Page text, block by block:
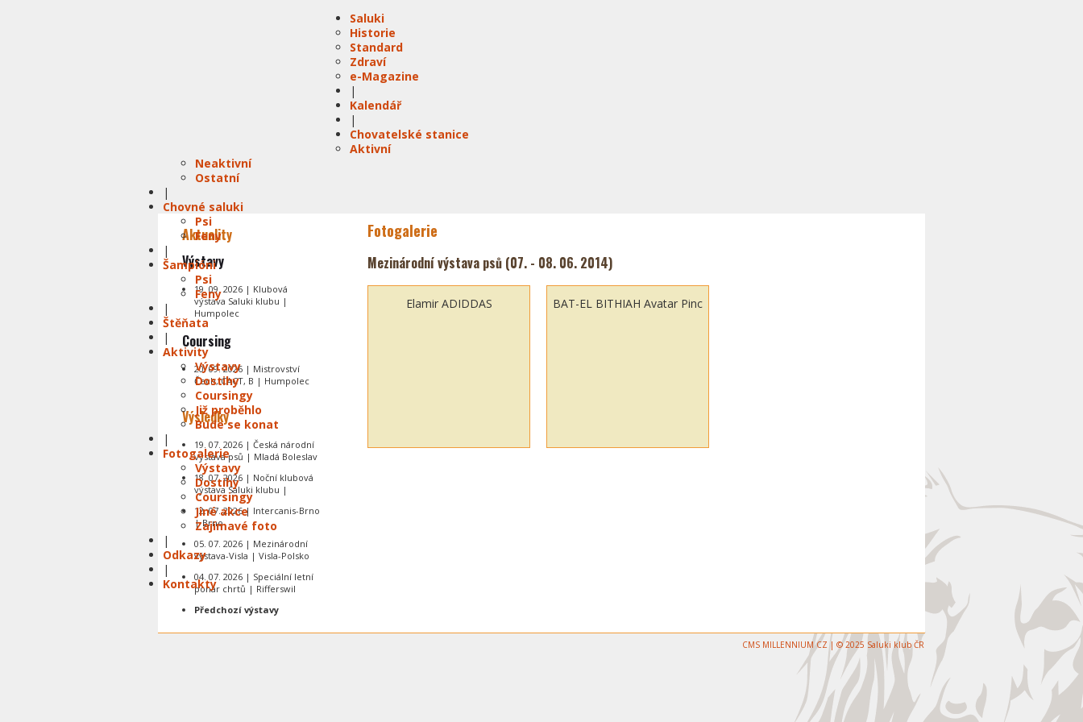
Saluki
Historie
Standard
Zdraví
e-Magazine
|
Kalendář
|
Chovatelské stanice
Aktivní
Neaktivní
Ostatní
|
Chovné saluki
Psi
Feny
|
Šampióni
Psi
Feny
|
Štěňata
|
Aktivity
Výstavy
Dostihy
Coursingy
Již proběhlo
Bude se konat
|
Fotogalerie
Výstavy
Dostihy
Coursingy
Jiné akce
Zajímavé foto
|
Odkazy
|
Kontakty
Fotogalerie
Mezinárodní výstava psů (07. - 08. 06. 2014)
Elamir ADIDDAS BAT-EL BITHIAH Avatar Pinc
Aktuality
Výstavy
19. 09. 2026 | Klubová
výstava Saluki klubu |
Humpolec
Coursing
20. 09. 2026 | Mistrovství
Čech, CACT, B | Humpolec
Výsledky
19. 07. 2026 | Česká národní
výstava psů | Mladá Boleslav
18. 07. 2026 | Noční klubová
výstava Saluki klubu |
12. 07. 2026 | Intercanis-Brno
| Brno
05. 07. 2026 | Mezinárodní
výstava-Visla | Visla-Polsko
04. 07. 2026 | Speciální letní
pohár chrtů | Rifferswil
Předchozí výstavy
CMS MILLENNIUM CZ | © 2025 Saluki klub ČR